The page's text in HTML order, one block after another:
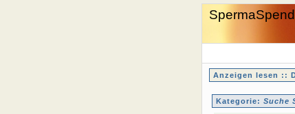
Anzeigen lesen ::
Kategorie: Suche